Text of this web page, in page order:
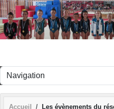
Accueil Les évènements du